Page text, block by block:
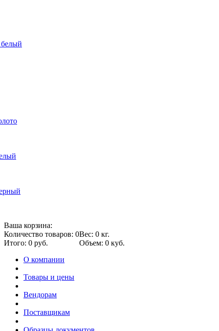
Ваша корзина:
Количество товаров: 0Вес: 0 кг.
Итого: 0 руб.
Объем: 0 куб.
О компании
Товары и цены
Вендорам
Поставщикам